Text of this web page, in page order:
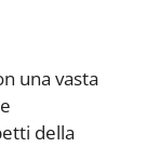
una vasta
della